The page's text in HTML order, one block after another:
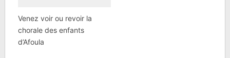
Venez voir ou revoir la
chorale des enfants
d’Afoula